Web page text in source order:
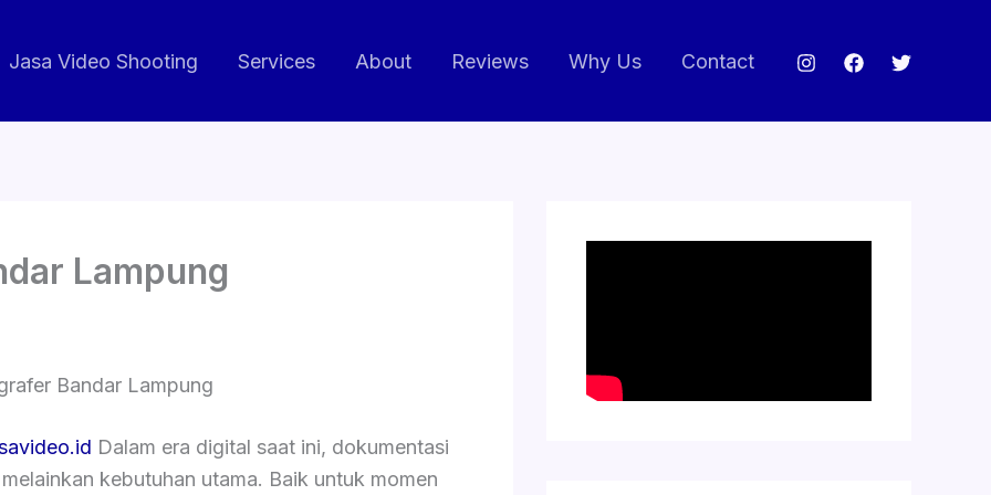
Jasa Video Shooting Services About Reviews Why Us Contact
Lampung
Bandar Lampung
Dalam era digital saat ini, dokumentasi
kebutuhan utama. Baik untuk momen